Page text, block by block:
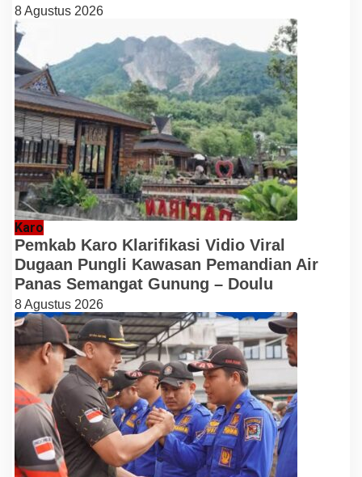
8 Agustus 2026
Karo
Pemkab Karo Klarifikasi Vidio Viral
Dugaan Pungli Kawasan Pemandian Air
Panas Semangat Gunung – Doulu
8 Agustus 2026